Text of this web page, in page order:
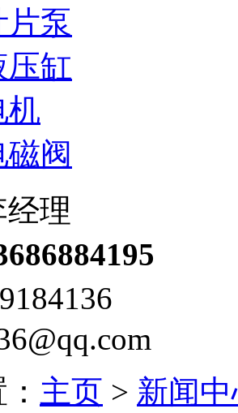
泵
压缸
机
阀
理
主页 > 新闻